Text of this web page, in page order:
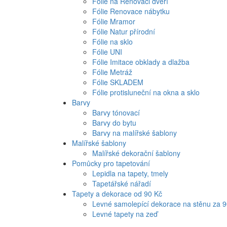
Fólie Renovace nábytku
Fólie Mramor
Fólie Natur přírodní
Fólie na sklo
Fólie UNI
Fólie Imitace obklady a dlažba
Fólie Metráž
Fólie SKLADEM
Fólie protisluneční na okna a sklo
Barvy
Barvy tónovací
Barvy do bytu
Barvy na malířské šablony
Malířské šablony
Malířské dekorační šablony
Pomůcky pro tapetování
Lepidla na tapety, tmely
Tapetářské nářadí
Tapety a dekorace od 90 Kč
Levné samolepící dekorace na stěnu za
Levné tapety na zeď